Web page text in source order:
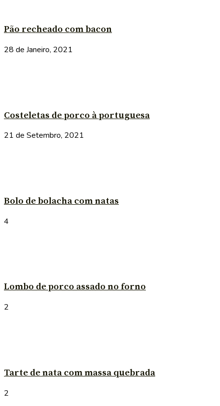
Pão recheado com bacon
28 de Janeiro, 2021
Costeletas de porco à portuguesa
21 de Setembro, 2021
Bolo de bolacha com natas
4
Lombo de porco assado no forno
2
Tarte de nata com massa quebrada
2